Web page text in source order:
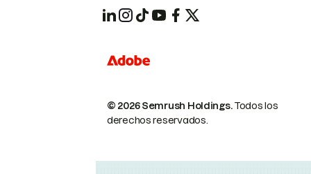
© 2026 Semrush Holdings.Todos los
derechos reservados.